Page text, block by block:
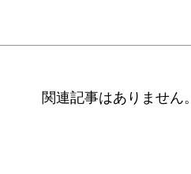
関連記事はありません。